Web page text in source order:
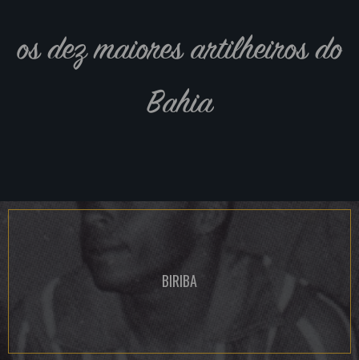
os dez maiores artilheiros do
Bahia
BIRIBA